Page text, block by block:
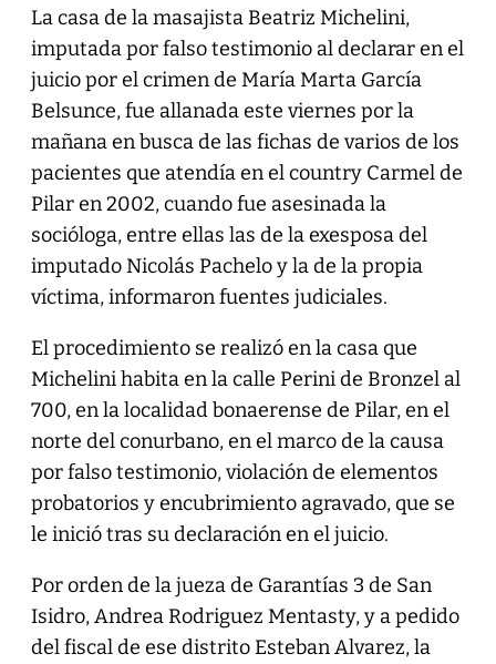
La casa de la masajista Beatriz Michelini,
imputada por falso testimonio al declarar en el
juicio por el crimen de María Marta García
Belsunce, fue allanada este viernes por la
mañana en busca de las fichas de varios de los
pacientes que atendía en el country Carmel de
Pilar en 2002, cuando fue asesinada la
socióloga, entre ellas las de la exesposa del
imputado Nicolás Pachelo y la de la propia
víctima, informaron fuentes judiciales.
El procedimiento se realizó en la casa que
Michelini habita en la calle Perini de Bronzel al
700, en la localidad bonaerense de Pilar, en el
norte del conurbano, en el marco de la causa
por falso testimonio, violación de elementos
probatorios y encubrimiento agravado, que se
le inició tras su declaración en el juicio.
Por orden de la jueza de Garantías 3 de San
Isidro, Andrea Rodriguez Mentasty, y a pedido
del fiscal de ese distrito Esteban Alvarez, la